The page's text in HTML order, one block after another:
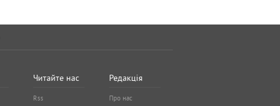
Читайте нас
Rss
Редакція
Про нас